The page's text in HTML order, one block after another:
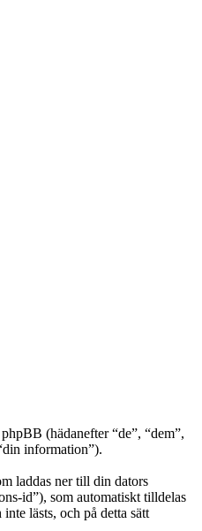
(hädanefter “de”, “dem”,
information”).
laddas ner till din dators
id”), som automatiskt tilldelas
lästs, och på detta sätt